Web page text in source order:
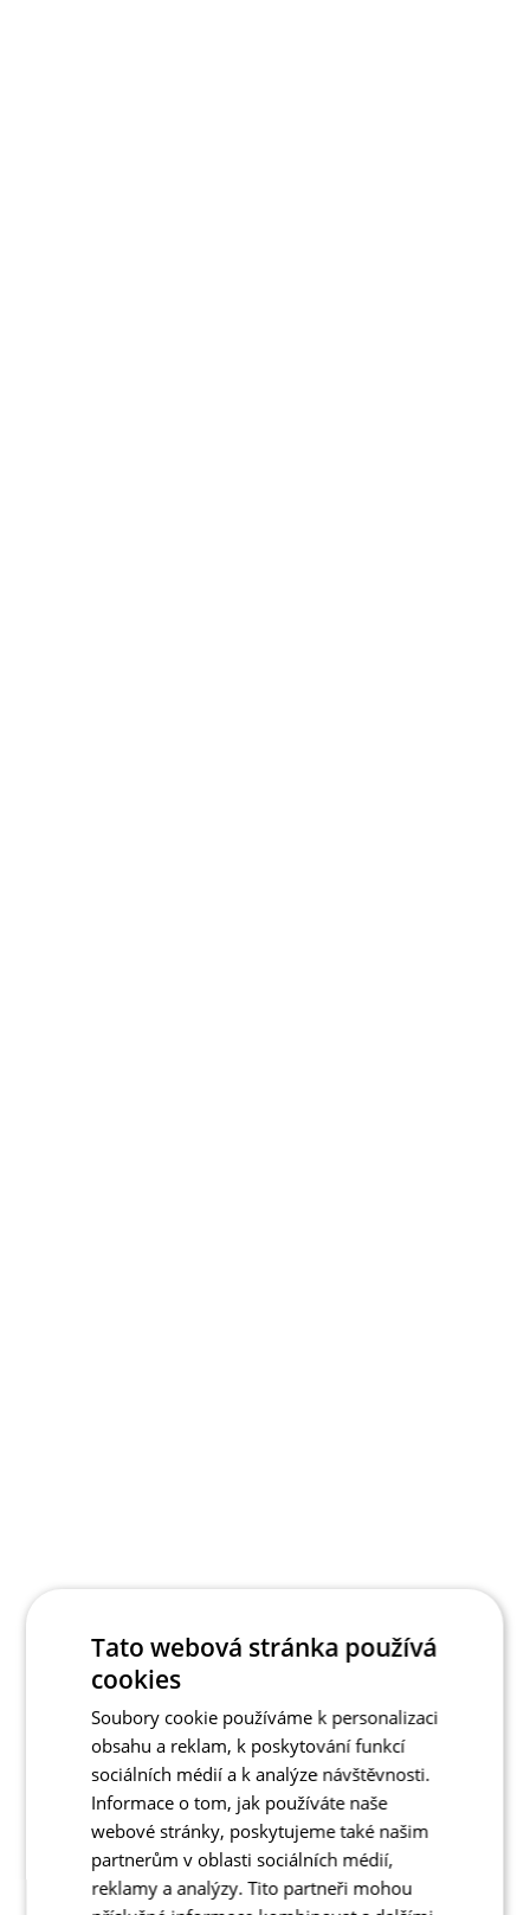
Tato webová stránka používá
cookies
Soubory cookie používáme k personalizaci
obsahu a reklam, k poskytování funkcí
sociálních médií a k analýze návštěvnosti.
Informace o tom, jak používáte naše
webové stránky, poskytujeme také našim
partnerům v oblasti sociálních médií,
reklamy a analýzy. Tito partneři mohou